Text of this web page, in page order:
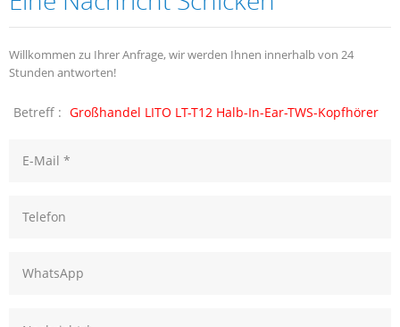
Willkommen zu Ihrer Anfrage, wir werden Ihnen innerhalb von 24
Stunden antworten!
Betreff : Großhandel LITO LT-T12 Halb-In-Ear-TWS-Kopfhörer